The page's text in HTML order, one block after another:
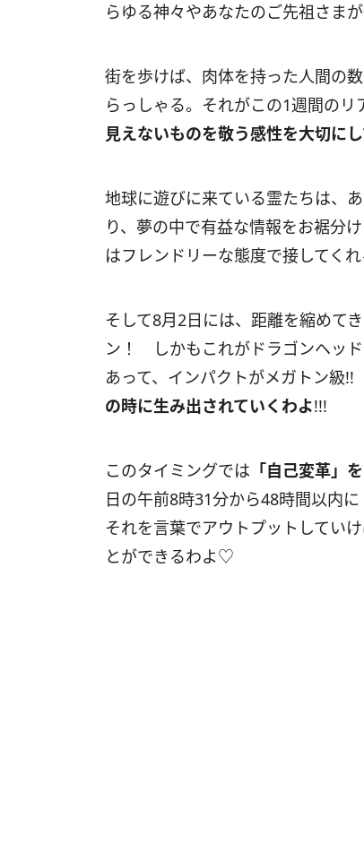
らゆる神々やあなたのご先祖さま
街を歩けば、肉体を持った人間の
らっしゃる。それがこの1週間のリ
見えないものを敬う感性を大切に
地球に遊びに来ている霊たちは、
り、夢の中で有益な情報をお裾分
はフレンドリーな態度で接してく
そして8月2日には、距離を縮めて
ン！ しかもこれがドラゴンヘッ
あって、インパクトがメガトン級!!
の時に生み出されていくわよ!!!
このタイミングでは 「自己変革」
日の午前8時31分から48時間以内に
それを言葉でアウトプットしてい
とができるわよ♡